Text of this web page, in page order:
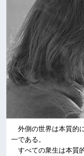
外側の世界は本質的
一である。
すべての衆生は本質